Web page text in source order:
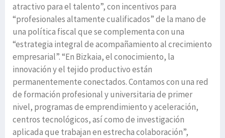
atractivo para el talento”, con incentivos para
“profesionales altamente cualificados” de la mano de
una política fiscal que se complementa con una
“estrategia integral de acompañamiento al crecimiento
empresarial”. “En Bizkaia, el conocimiento, la
innovación y el tejido productivo están
permanentemente conectados. Contamos con una red
de formación profesional y universitaria de primer
nivel, programas de emprendimiento y aceleración,
centros tecnológicos, así como de investigación
aplicada que trabajan en estrecha colaboración”,